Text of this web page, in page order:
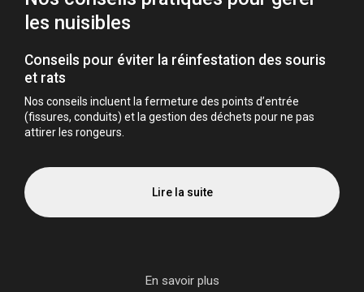
les nuisibles
Conseils pour éviter la réinfestation des souris
et rats
Nos conseils incluent la fermeture des points d’entrée
(fissures, conduits) et la gestion des déchets pour ne pas
attirer les rongeurs.
Lire la suite
En savoir plus